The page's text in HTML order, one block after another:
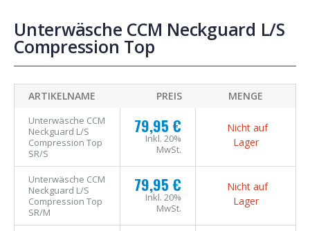
Unterwäsche CCM Neckguard L/S
Compression Top
ARTIKELNAME PREIS MENGE
Unterwäsche CCM
Neckguard L/S
Compression Top
SR/S
79,95 €
Inkl. 20%
MwSt.
Nicht auf
Lager
Unterwäsche CCM
Neckguard L/S
Compression Top
SR/M
79,95 €
Inkl. 20%
MwSt.
Nicht auf
Lager